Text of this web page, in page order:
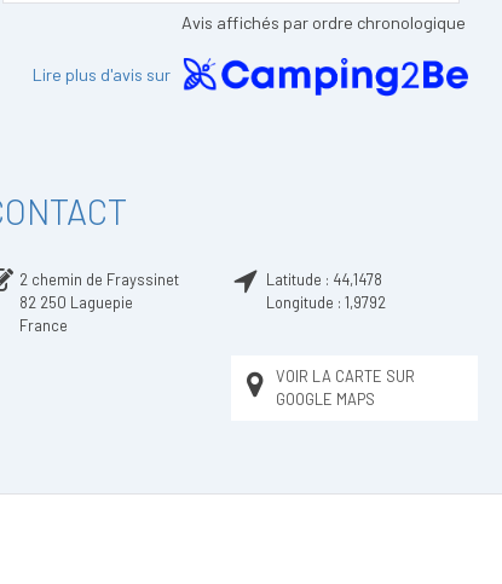
Avis affichés par ordre chronologique
Lire plus d'avis sur
2 chemin de Frayssinet
82 250 Laguepie
France
Latitude : 44,1478
Longitude : 1,9792
VOIR LA CARTE SUR
GOOGLE MAPS